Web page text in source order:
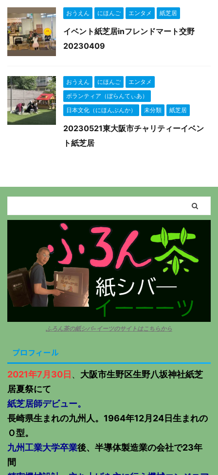
おうえん にほんご エンタメ 紙芝居
イベント紙芝居inフレンドマート交野
20230409
おうえん にほんご
エンタメ
ボランティア（ぼらんてぃあ）
日本文化（にほんぶんか）
未分類 紙芝居
20230521東大阪市チャリティーイベン
ト紙芝居
ふろん茶の紙シバ−イーツのサイトはこちらから
プロフィール
2021年7月30日 、 大阪市生野区生野八坂神社紙芝
居夏祭にて
紙芝居師デビュー。
長崎県生まれの九州人。1964年12月24日生まれの
Ｏ型。
九州工業大学卒業後、半導体製造業の会社で23年
間